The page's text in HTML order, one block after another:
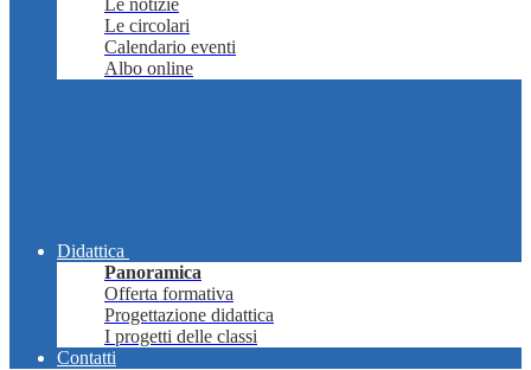
Le notizie
Le circolari
Calendario eventi
Albo online
Didattica
Panoramica
Offerta formativa
Progettazione didattica
I progetti delle classi
Contatti